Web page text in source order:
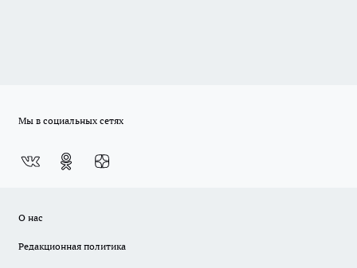
Мы в социальных сетях
О нас
Редакционная политика